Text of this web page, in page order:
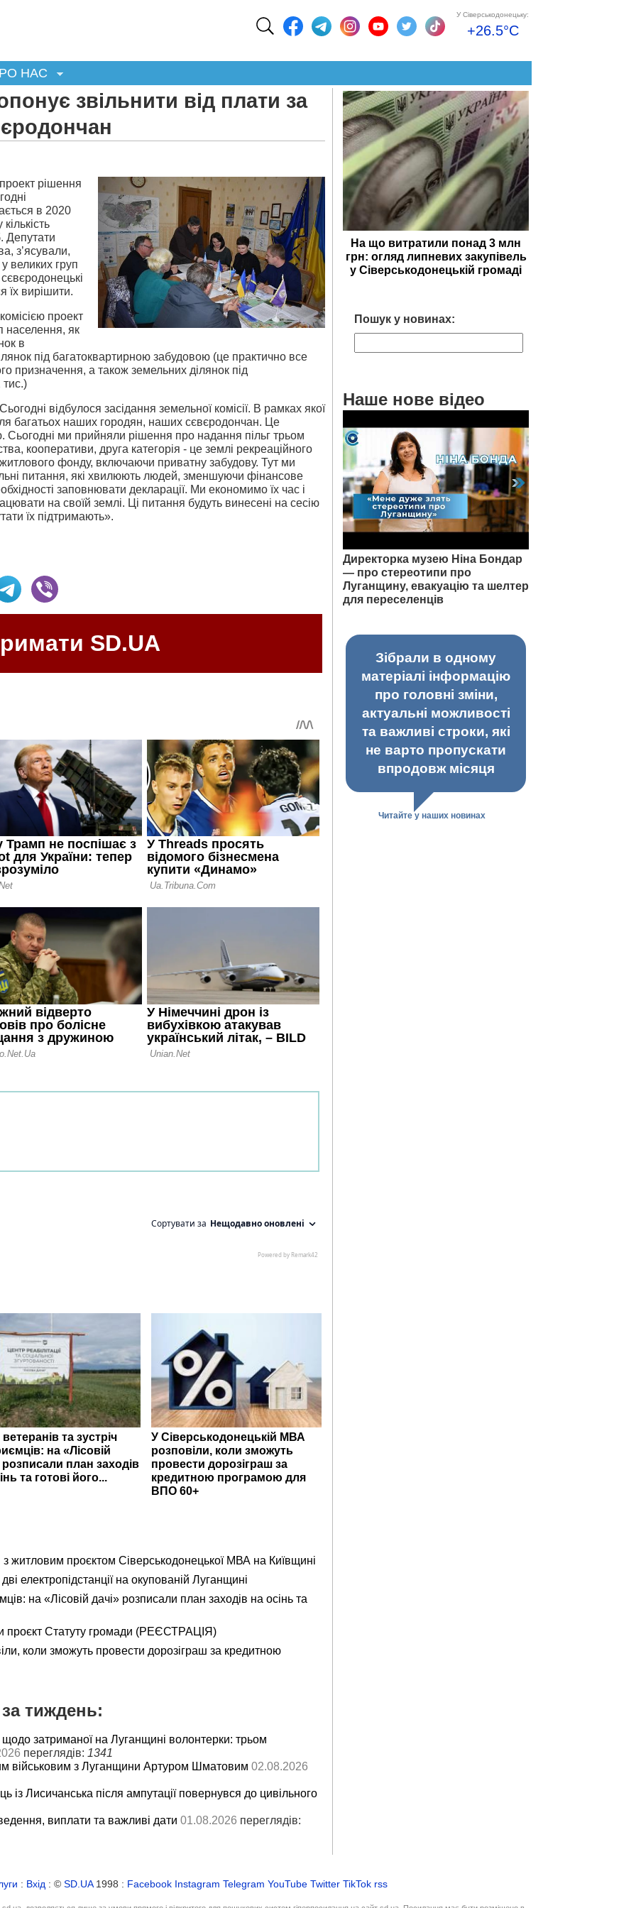
У Сіверськодонецьку:
+26.5°C
НАС
звільнити від плати за
рішення
в 2020
Депутати
з’ясували,
великих груп
їх вирішити.
проект
населення, як
в
під багатоквартирною забудовою (це практично все
призначення, а також земельних ділянок під
тис.)
відбулося засідання земельної комісії. В рамках якої
багатьох наших городян, наших сєвєродончан. Це
Сьогодні ми прийняли рішення про надання пільг трьом
кооперативи, друга категорія - це землі рекреаційного
житлового фонду, включаючи приватну забудову. Тут ми
питання, які хвилюють людей, зменшуючи фінансове
заповнювати декларації. Ми економимо їх час і
на своїй землі. Ці питання будуть винесені на сесію
їх підтримають».
SD.UA
ветеранів та зустріч
на «Лісовій
розписали план заходів
та готові його...
У Сіверськодонецькій МВА
розповіли, коли зможуть
провести дорозіграш за
кредитною програмою для
ВПО 60+
житловим проєктом Сіверськодонецької МВА на Київщині
електропідстанції на окупованій Луганщині
на «Лісовій дачі» розписали план заходів на осінь та
проєкт Статуту громади (РЕЄСТРАЦІЯ)
коли зможуть провести дорозіграш за кредитною
тиждень:
затриманої на Луганщині волонтерки: трьом
переглядів: 1341
військовим з Луганщини Артуром Шматовим 02.08.2026
із Лисичанська після ампутації повернувся до цивільного
виплати та важливі дати 01.08.2026 переглядів:
На що витратили понад 3 млн
грн: огляд липневих закупівель
у Сіверськодонецькій громаді
Пошук у новинах:
Наше нове відео
Директорка музею Ніна Бондар
— про стереотипи про
Луганщину, евакуацію та шелтер
для переселенців
Зібрали в одному
матеріалі інформацію
про головні зміни,
актуальні можливості
та важливі строки, які
не варто пропускати
впродовж місяця
Читайте у наших новинах
: Вхід : © SD.UA1998 : Facebook Instagram Telegram YouTube Twitter TikTok rss